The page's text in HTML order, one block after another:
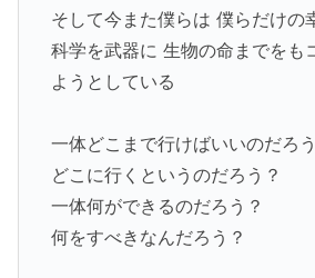
そして今また僕らは 僕らだけの
科学を武器に 生物の命までをも
ようとしている
一体どこまで行けばいいのだろ
どこに行くというのだろう？
一体何ができるのだろう？
何をすべきなんだろう？